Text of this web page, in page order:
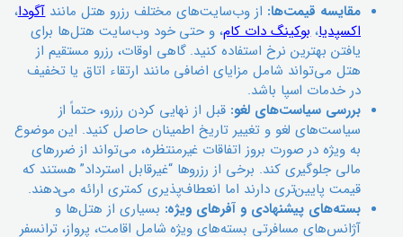
مقایسه قیمت‌ها: از وب‌سایت‌های مختلف رزرو هتل مانندآگودا،
اکسپدیا،بوکینگ دات کام، و حتی خود وب‌سایت هتل‌ها برای
یافتن بهترین نرخ استفاده کنید. گاهی اوقات، رزرو مستقیم از
هتل می‌تواند شامل مزایای اضافی مانند ارتقاء اتاق یا تخفیف
در خدمات اسپا باشد.
بررسی سیاست‌های لغو: قبل از نهایی کردن رزرو، حتماً از
سیاست‌های لغو و تغییر تاریخ اطمینان حاصل کنید. این موضوع
به ویژه در صورت بروز اتفاقات غیرمنتظره، می‌تواند از ضررهای
مالی جلوگیری کند. برخی از رزروها “غیرقابل استرداد” هستند که
قیمت پایین‌تری دارند اما انعطاف‌پذیری کمتری ارائه می‌دهند.
بسته‌های پیشنهادی و آفرهای ویژه: بسیاری از هتل‌ها و
آژانس‌های مسافرتی بسته‌های ویژه شامل اقامت، پرواز، ترانسفر